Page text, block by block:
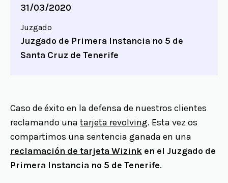
31/03/2020
Juzgado
Juzgado de Primera Instancia nº 5 de
Santa Cruz de Tenerife
Caso de éxito en la defensa de nuestros clientes
reclamando una tarjeta revolving. Esta vez os
compartimos una sentencia ganada en una
reclamación de tarjeta Wizink en el Juzgado de
Primera Instancia nº 5 de Tenerife.